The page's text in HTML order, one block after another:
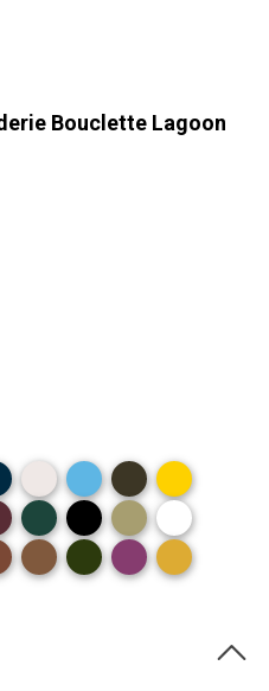
Bouclette Lagoon